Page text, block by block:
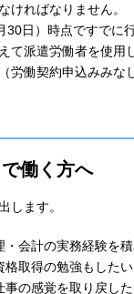
ければなりません。
30日）時点ですで
て派遣労働者を使
労働契約申込みみな
働く方へ
します。
会計の実務経験を
格取得の勉強もしたい
の感覚を取り戻し